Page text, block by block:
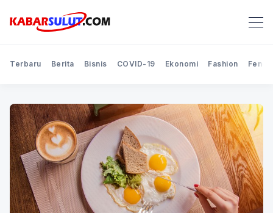
Terbaru Berita Bisnis COVID-19 Ekonomi Fashion